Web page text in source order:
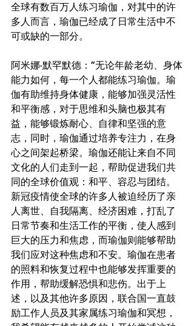
全球有数百万人练习瑜伽，对其中的许
多人而言，瑜伽已经成了日常生活中不
可或缺的一部分。
阿米娜·默罕默德：“无论年龄老幼、身体
能力如何，每一个人都能练习瑜伽。瑜
伽有助维持身体健康，能够加强灵活性
和平衡感，对于思维和头脑也极其有
益，能够锻炼耐心、自律和坚强的意
志，同时，瑜伽通过培养专注力，在身
心之间架起桥梁。瑜伽还能让来自不同
文化的人们走到一起，帮助促进我们共
同的全球价值观：和平、容忍与团结。
新冠疫情使全球的许多人被迫经历了亲
人离世、自我隔离、经济困难，打乱了
日常节奏和生活工作的平衡，使人感到
巨大的压力和焦虑，而瑜伽则能够帮助
我们应对这种焦虑和不安。瑜伽在患者
的照料和恢复过程中也能够发挥重要的
作用，帮助缓解恐惧和悲伤。出于上
述，以及其他许多原因，联合国一直鼓
励工作人员及其家属练习瑜伽和冥想，